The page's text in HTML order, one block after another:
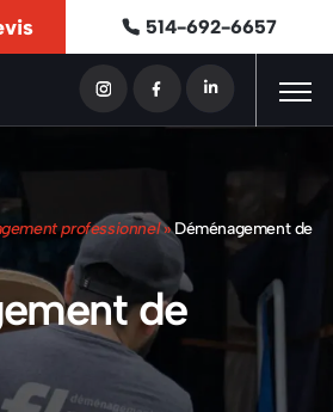
514-692-6657
professionnel»Déménagement de
de